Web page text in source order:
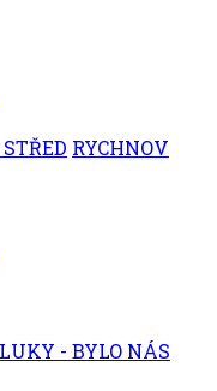
RYCHNOV
- BYLO NÁS